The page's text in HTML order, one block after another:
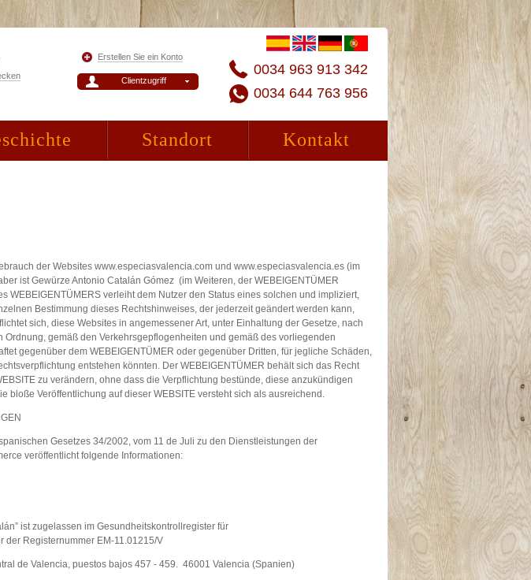
0034 963 913 342
0034 644 763 956
Clientzugriff
Erstellen Sie ein Konto
Standort Kontakt
der Websites www.especiasvalencia.com und www.especiasvalencia.es (im
ist Gewürze Antonio Catalán Gómez (im Weiteren, der WEBEIGENTÜMER
WEBEIGENTÜMERS verleiht dem Nutzer den Status eines solchen und impliziert,
Bestimmung dieses Rechtshinweises, der jederzeit geändert werden kann,
sich, diese Websites in angemessener Art, unter Einhaltung der Gesetze, nach
Ordnung, gemäß den Verkehrsgepflogenheiten und gemäß des vorliegenden
gegenüber dem WEBEIGENTÜMER oder gegenüber Dritten, für jegliche Schäden,
entstehen könnten. Der WEBEIGENTÜMER behält sich das Recht
zu verändern, ohne dass die Verpflichtung bestünde, diese anzukündigen
bloße Veröffentlichung auf dieser WEBSITE versteht sich als ausreichend.
Gesetzes 34/2002, vom 11 de Juli zu den Dienstleistungen der
veröffentlicht folgende Informationen:
ist zugelassen im Gesundheitskontrollregister für
der Registernummer EM-11.01215/V
de Valencia, puestos bajos 457 - 459. 46001 Valencia (Spanien)